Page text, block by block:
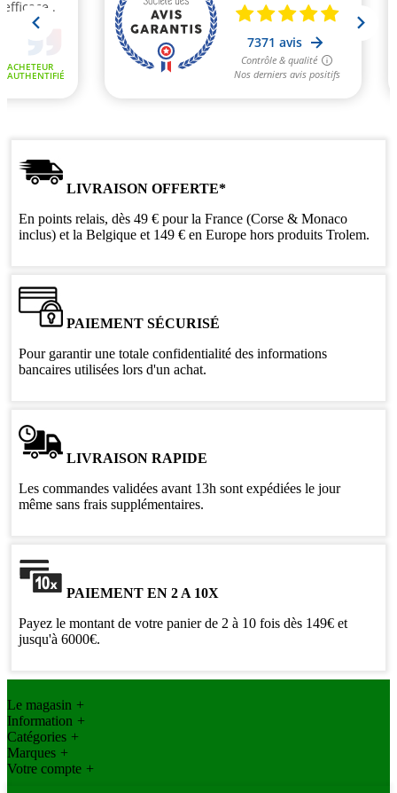
LIVRAISON OFFERTE*
En points relais, dès 49 € pour la France (Corse & Monaco
inclus) et la Belgique et 149 € en Europe hors produits Trolem.
PAIEMENT SÉCURISÉ
Pour garantir une totale confidentialité des informations
bancaires utilisées lors d'un achat.
LIVRAISON RAPIDE
Les commandes validées avant 13h sont expédiées le jour
même sans frais supplémentaires.
PAIEMENT EN 2 A 10X
Payez le montant de votre panier de 2 à 10 fois dès 149€ et
jusqu'à 6000€.
Le magasin +
Information +
Catégories +
Marques +
Votre compte +